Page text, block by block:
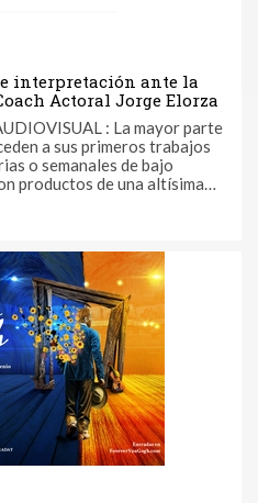
interpretación ante la
Actoral Jorge Elorza
: La mayor parte
a sus primeros trabajos
o semanales de bajo
productos de una altísima
vértigo que esto produce